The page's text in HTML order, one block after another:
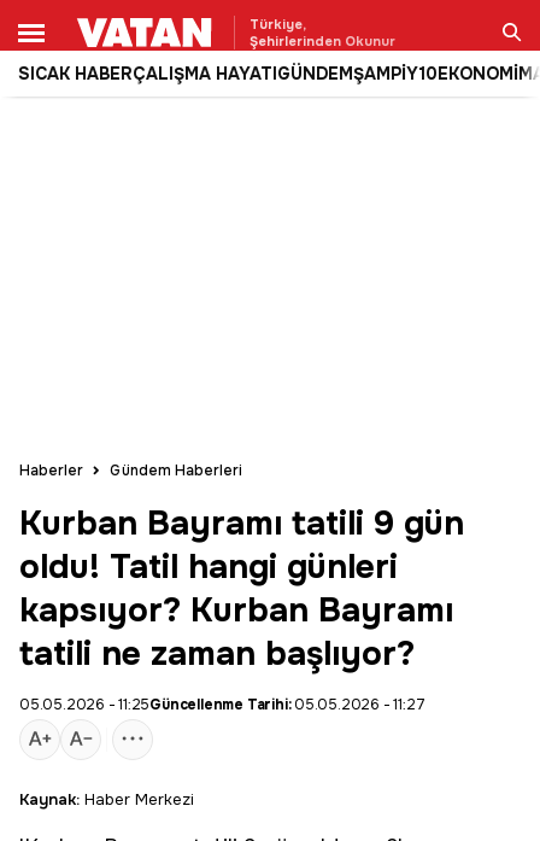
Türkiye,
Şehirlerinden Okunur
SICAK HABERÇALIŞMA HAYATIGÜNDEMŞAMPİY10EKONOMİ
Ara
Haberler Gündem Haberleri
Kurban Bayramı tatili 9 gün
oldu! Tatil hangi günleri
kapsıyor? Kurban Bayramı
tatili ne zaman başlıyor?
05.05.2026 - 11:25Güncellenme Tarihi:05.05.2026 - 11:27
Kaynak: Haber Merkezi